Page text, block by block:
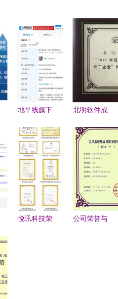
地平线旗下
司注册资本
跃升至60
亿，增幅达
50%，信息
系统集成服
务成新焦点
北明软件成
信息系统集
成及服务领
域最高荣誉
悦讯科技荣
公司荣誉与